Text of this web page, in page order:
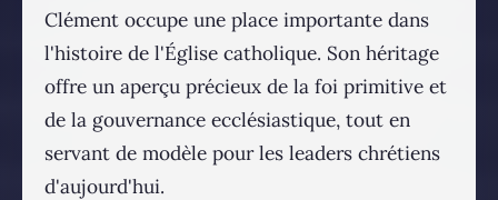
Clément occupe une place importante dans
l'histoire de l'Église catholique. Son héritage
offre un aperçu précieux de la foi primitive et
de la gouvernance ecclésiastique, tout en
servant de modèle pour les leaders chrétiens
d'aujourd'hui.